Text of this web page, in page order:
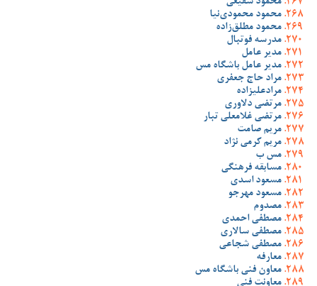
محمود شفیعی
محمود محمودی‌نیا
محمود مطلق‌زاده
مدرسه فوتبال
مدیر عامل
مدیر عامل باشگاه مس
مراد حاج جعفری
مرادعلیزاده
مرتضی دلاوری
مرتضی غلامعلی تبار
مریم صامت
مریم کرمی نژاد
مس ب
مسابقه فرهنگی
مسعود اسدی
مسعود مهرجو
مصدوم
مصطفی احمدی
مصطفی سالاری
مصطفی شجاعی
معارفه
معاون فنی باشگاه مس
معاونت فنی